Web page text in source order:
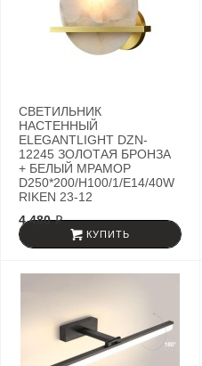
СВЕТИЛЬНИК
НАСТЕННЫЙ
ELEGANTLIGHT DZN-
12245 ЗОЛОТАЯ БРОНЗА
+ БЕЛЫЙ МРАМОР
D250*200/H100/1/E14/40W
RIKEN 23-12
4 480 ₽
КУПИТЬ